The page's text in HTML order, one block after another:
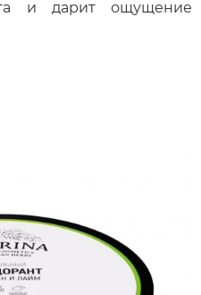
и дарит ощущение